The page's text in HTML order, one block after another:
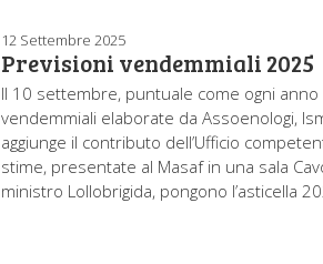
12 Settembre 2025
Previsioni vendemmiali 2025
Il 10 settembre, puntuale come ogni
vendemmiali elaborate da Assoenologi,
aggiunge il contributo dell’Ufficio
stime, presentate al Masaf in una sala
ministro Lollobrigida, pongono l’asticella